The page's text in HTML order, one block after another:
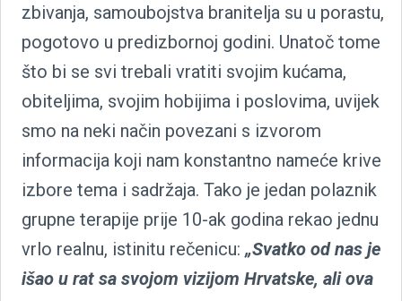
zbivanja, samoubojstva branitelja su u porastu,
pogotovo u predizbornoj godini. Unatoč tome
što bi se svi trebali vratiti svojim kućama,
obiteljima, svojim hobijima i poslovima, uvijek
smo na neki način povezani s izvorom
informacija koji nam konstantno nameće krive
izbore tema i sadržaja. Tako je jedan polaznik
grupne terapije prije 10-ak godina rekao jednu
vrlo realnu, istinitu rečenicu:„Svatko od nas je
išao u rat sa svojom vizijom Hrvatske, ali ova